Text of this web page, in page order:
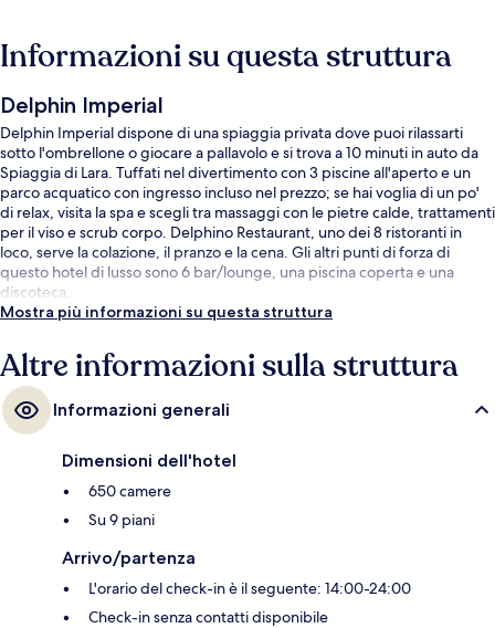
Informazioni su questa struttura
Delphin Imperial
Delphin Imperial dispone di una spiaggia privata dove puoi rilassarti
sotto l'ombrellone o giocare a pallavolo e si trova a 10 minuti in auto da
Spiaggia di Lara. Tuffati nel divertimento con 3 piscine all'aperto e un
parco acquatico con ingresso incluso nel prezzo; se hai voglia di un po'
di relax, visita la spa e scegli tra massaggi con le pietre calde, trattamenti
per il viso e scrub corpo. Delphino Restaurant, uno dei 8 ristoranti in
loco, serve la colazione, il pranzo e la cena. Gli altri punti di forza di
questo hotel di lusso sono 6 bar/lounge, una piscina coperta e una
discoteca.
Mostra più informazioni su questa struttura
Altre informazioni sulla struttura
Informazioni generali
Dimensioni dell'hotel
650 camere
Su 9 piani
Arrivo/partenza
L'orario del check-in è il seguente: 14:00-24:00
Check-in senza contatti disponibile